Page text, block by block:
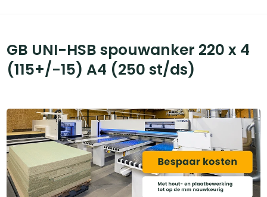
GB UNI-HSB spouwanker 220 x 4
(115+/-15) A4 (250 st/ds)